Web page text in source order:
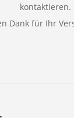
kontaktieren.
Dank für Ihr